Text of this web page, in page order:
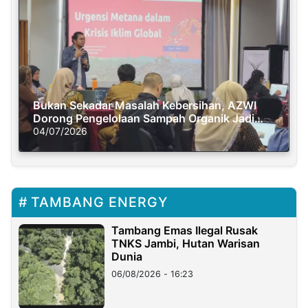
Bukan Sekadar Masalah Kebersihan, AZWI
Dorong Pengelolaan Sampah Organik Jadi
Solusi Krisis Iklim
04/07/2026
TAMBANG ENERGY
Tambang Emas Ilegal Rusak
TNKS Jambi, Hutan Warisan
Dunia
06/08/2026 - 16:23